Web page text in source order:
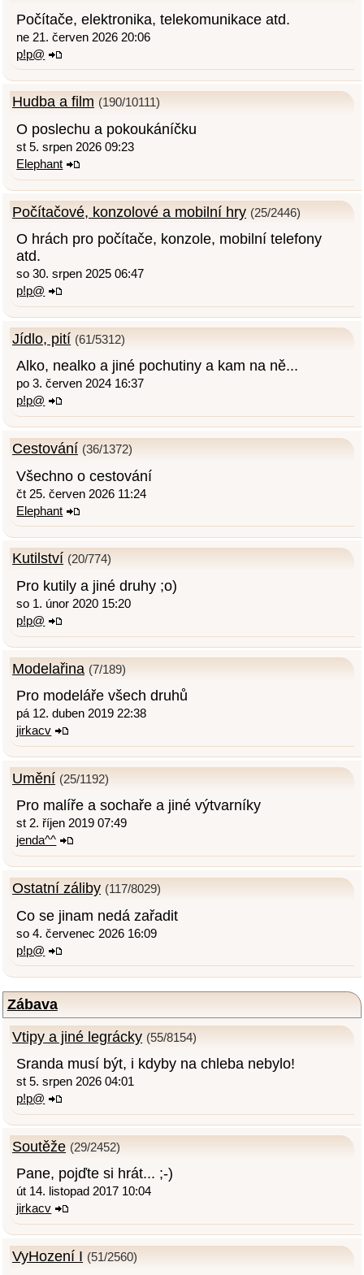
Počítače, elektronika, telekomunikace atd.
ne 21. červen 2026 20:06
p!p@
Hudba a film (190/10111)
O poslechu a pokoukáníčku
st 5. srpen 2026 09:23
Elephant
Počítačové, konzolové a mobilní hry (25/2446)
O hrách pro počítače, konzole, mobilní telefony
atd.
so 30. srpen 2025 06:47
p!p@
Jídlo, pití (61/5312)
Alko, nealko a jiné pochutiny a kam na ně...
po 3. červen 2024 16:37
p!p@
Cestování (36/1372)
Všechno o cestování
čt 25. červen 2026 11:24
Elephant
Kutilství (20/774)
Pro kutily a jiné druhy ;o)
so 1. únor 2020 15:20
p!p@
Modelařina (7/189)
Pro modeláře všech druhů
pá 12. duben 2019 22:38
jirkacv
Umění (25/1192)
Pro malíře a sochaře a jiné výtvarníky
st 2. říjen 2019 07:49
jenda^^
Ostatní záliby (117/8029)
Co se jinam nedá zařadit
so 4. červenec 2026 16:09
p!p@
Zábava
Vtipy a jiné legrácky (55/8154)
Sranda musí být, i kdyby na chleba nebylo!
st 5. srpen 2026 04:01
p!p@
Soutěže (29/2452)
Pane, pojďte si hrát... ;-)
út 14. listopad 2017 10:04
jirkacv
VyHození I (51/2560)